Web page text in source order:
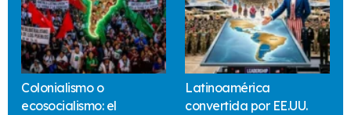
Colonialismo o
ecosocialismo: el
Latinoamérica
convertida por EE.UU.